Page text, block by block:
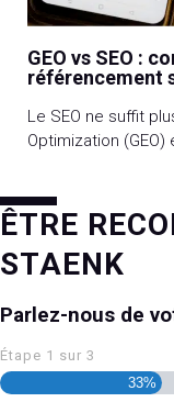
GEO vs SEO :
référencement
Le SEO ne suffit
Optimization
ÊTRE
STAENK
Parlez-nous de
Étape 1 sur 3
33%